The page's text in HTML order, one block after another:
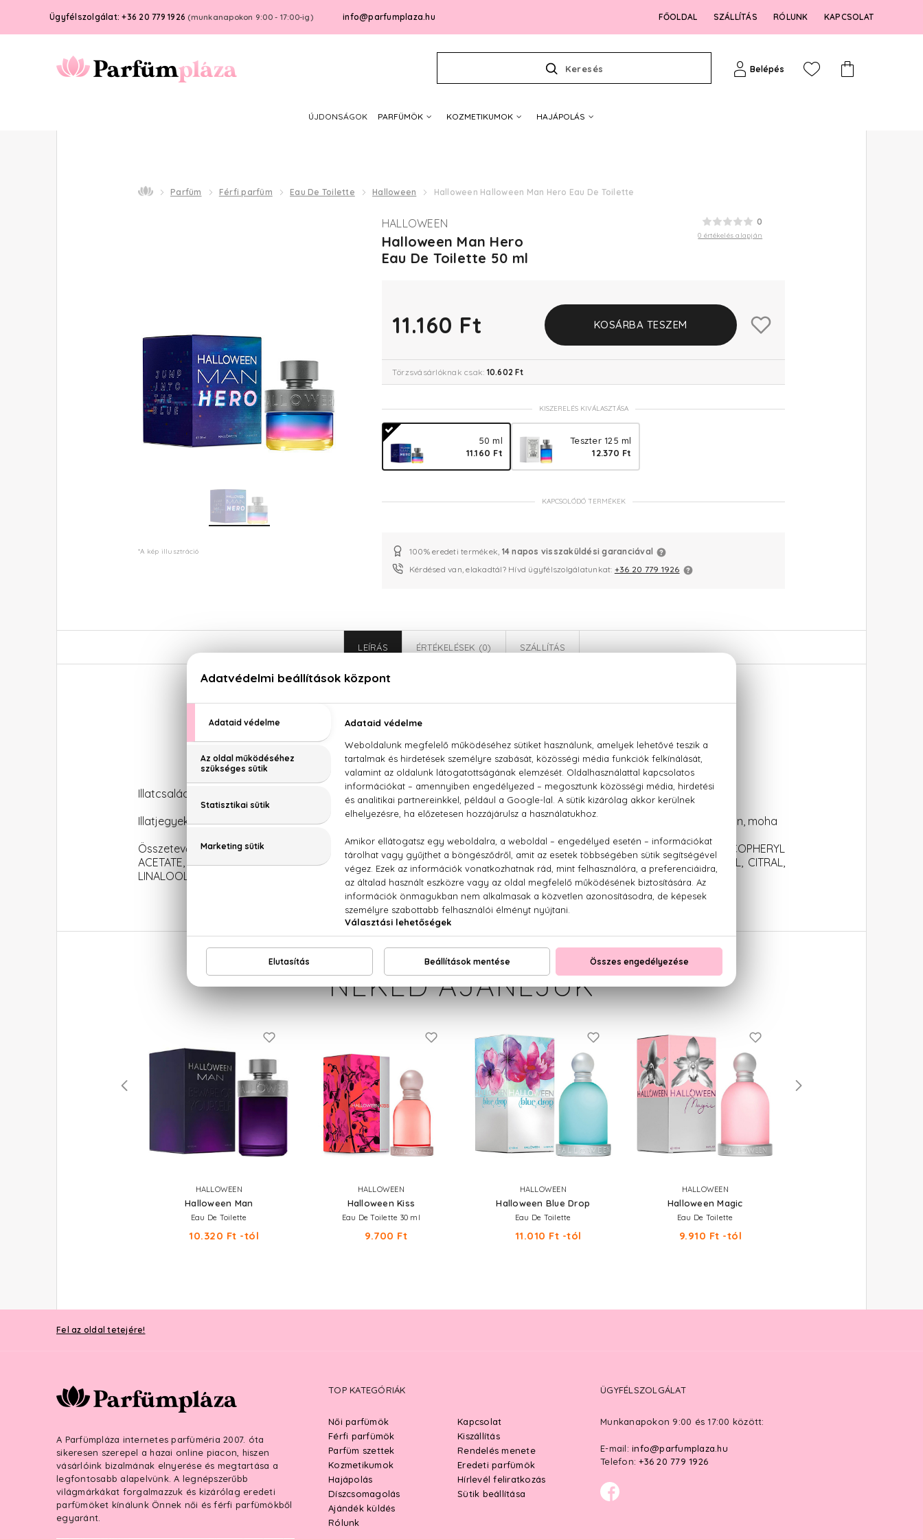
Ügyfélszolgálat: +36 20 779 1926 (munkanapokon 9:00 - 17:00-ig) info@parfumplaza.hu FŐOLDAL SZÁLLÍTÁS RÓLUNK KAPCSOLAT
Keresés Belépés
ÚJDONSÁGOK PARFÜMÖK KOZMETIKUMOK HAJÁPOLÁS
Parfüm Férfi parfüm Eau De Toilette Halloween Halloween Halloween Man Hero Eau De Toilette
*A kép illusztráció
0
0 értékelés alapján
HALLOWEEN
Halloween Man Hero
Eau De Toilette 50 ml
11.160 Ft KOSÁRBA TESZEM
Törzsvásárlóknak csak: 10.602 Ft
KISZERELÉS KIVÁLASZTÁSA
50 ml
11.160 Ft
Teszter 125 ml
12.370 Ft
KAPCSOLÓDÓ TERMÉKEK
100% eredeti termékek, 14 napos visszaküldési garanciával
Kérdésed van, elakadtál? Hívd ügyfélszolgálatunkat: +36 20 779 1926
LEÍRÁS ÉRTÉKELÉSEK (0) SZÁLLÍTÁS
Halloween Halloween Man Hero Eau De Toilette
Illatcsalád: Aromás-aquás
Illatjegyek: citrom, grapefruit, gyömbér, tengeri aromák, levendula, zsálya, vizililiom, Amber Xtreme™, pacsuli, cashmeran, moha
Összetevők: ALCOHOL DENAT., PARFUM (FRAGRANCE), AQUA (WATER), ETHYLHEXYL METHOXYCINNAMATE, TOCOPHERYL
ACETATE, BHT, BUTYL METHOXYDIBENZOYLMETHANE, ETHYLHEXYL SALICYLATE, LIMONENE, COUMARIN, CITRONELLOL, CITRAL,
LINALOOL, GERANIOL, ALPHA-ISOMETHYL IONONE, HYDROXYCITRONELLAL, EUGENOL, ISOEUGENOL
NEKED AJÁNLJUK
HALLOWEEN
Halloween Man
Eau De Toilette
10.320 Ft -tól
HALLOWEEN
Halloween Kiss
Eau De Toilette 30 ml
9.700 Ft
HALLOWEEN
Halloween Blue Drop
Eau De Toilette
11.010 Ft -tól
HALLOWEEN
Halloween Magic
Eau De Toilette
9.910 Ft -tól
Fel az oldal tetejére!
A Parfümpláza internetes parfüméria 2007. óta
sikeresen szerepel a hazai online piacon, hiszen
vásárlóink bizalmának elnyerése és megtartása a
legfontosabb alapelvünk. A legnépszerűbb
világmárkákat forgalmazzuk és kizárólag eredeti
parfümöket kínálunk Önnek női és férfi parfümökből
egyaránt.
TOP KATEGÓRIÁK
Női parfümök
Férfi parfümök
Parfüm szettek
Kozmetikumok
Hajápolás
Díszcsomagolás
Ajándék küldés
Rólunk
Kapcsolat
Kiszállítás
Rendelés menete
Eredeti parfümök
Hírlevél feliratkozás
Sütik beállítása
ÜGYFÉLSZOLGÁLAT
Munkanapokon 9:00 és 17:00 között:
E-mail: info@parfumplaza.hu
Telefon: +36 20 779 1926